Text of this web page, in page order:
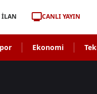
İLAN CANLI YAYIN
Ekonomi